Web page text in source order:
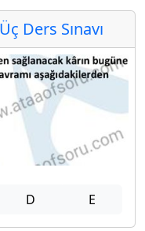
Ders Sınavı
D E